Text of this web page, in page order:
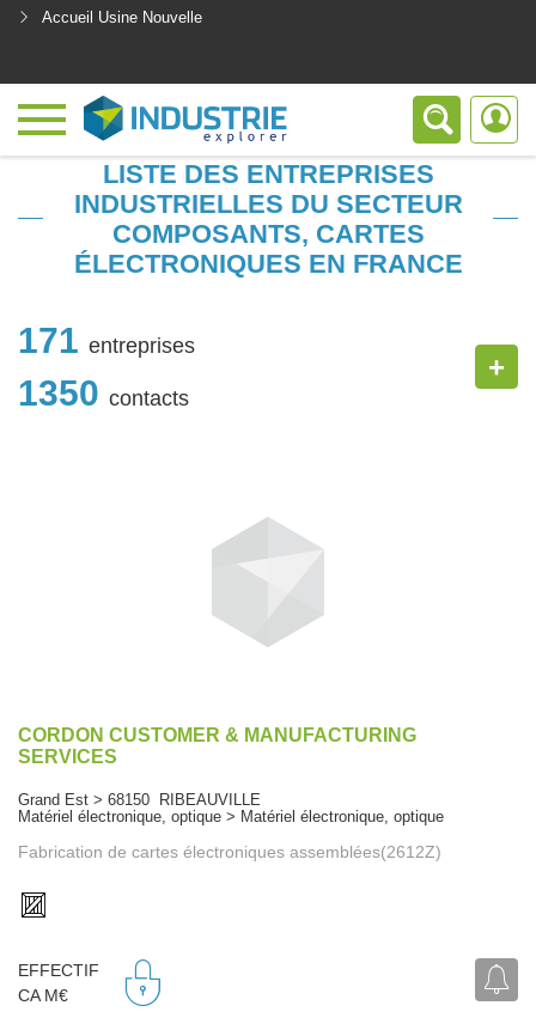
Accueil Usine Nouvelle
LISTE DES ENTREPRISES
INDUSTRIELLES DU SECTEUR
COMPOSANTS, CARTES
ÉLECTRONIQUES EN FRANCE
171 entreprises
1350 contacts
+
CORDON CUSTOMER & MANUFACTURING
SERVICES
Grand Est > 68150 RIBEAUVILLE
Matériel électronique, optique > Matériel électronique, optique
Fabrication de cartes électroniques assemblées(2612Z)
EFFECTIF
CA M€